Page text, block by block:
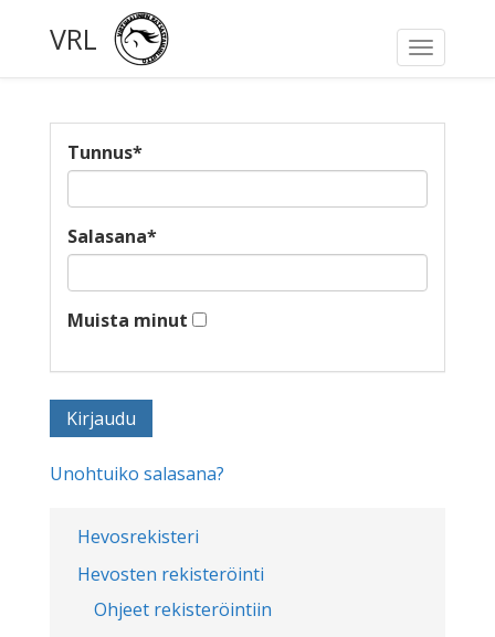
Toggle
VRL
Hevosrekisteri
Hevosten rekisteröinti
Ohjeet rekisteröintiin
Tunnus*
Salasana*
Muista minut
Unohtuiko salasana?